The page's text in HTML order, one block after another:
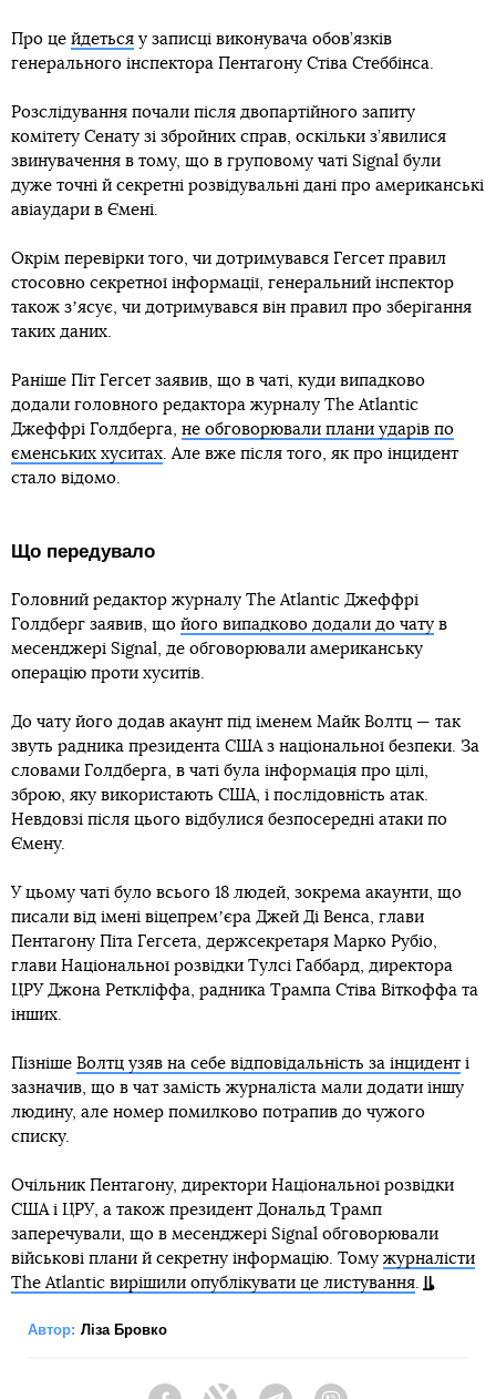
Про це йдеться у записці виконувача обов’язків
генерального інспектора Пентагону Стіва Стеббінса.
Розслідування почали після двопартійного запиту
комітету Сенату зі збройних справ, оскільки з’явилися
звинувачення в тому, що в груповому чаті Signal були
дуже точні й секретні розвідувальні дані про американські
авіаудари в Ємені.
Окрім перевірки того, чи дотримувався Гегсет правил
стосовно секретної інформації, генеральний інспектор
також зʼясує, чи дотримувався він правил про зберігання
таких даних.
Раніше Піт Гегсет заявив, що в чаті, куди випадково
додали головного редактора журналу The Atlantic
Джеффрі Голдберга, не обговорювали плани ударів по
єменських хуситах. Але вже після того, як про інцидент
стало відомо.
Що передувало
Головний редактор журналу The Atlantic Джеффрі
Голдберг заявив, що його випадково додали до чату в
месенджері Signal, де обговорювали американську
операцію проти хуситів.
До чату його додав акаунт під іменем Майк Волтц — так
звуть радника президента США з національної безпеки. За
словами Голдберга, в чаті була інформація про цілі,
зброю, яку використають США, і послідовність атак.
Невдовзі після цього відбулися безпосередні атаки по
Ємену.
У цьому чаті було всього 18 людей, зокрема акаунти, що
писали від імені віцепремʼєра Джей Ді Венса, глави
Пентагону Піта Гегсета, держсекретаря Марко Рубіо,
глави Національної розвідки Тулсі Габбард, директора
ЦРУ Джона Реткліффа, радника Трампа Стіва Віткоффа та
інших.
Пізніше Волтц узяв на себе відповідальність за інцидент і
зазначив, що в чат замість журналіста мали додати іншу
людину, але номер помилково потрапив до чужого
списку.
Очільник Пентагону, директори Національної розвідки
США і ЦРУ, а також президент Дональд Трамп
заперечували, що в месенджері Signal обговорювали
військові плани й секретну інформацію. Тому журналісти
The Atlantic вирішили опублікувати це листування.
Автор: Ліза Бровко